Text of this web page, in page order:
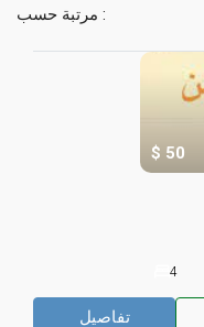
مرتبة حسب :
50
4
تفاصيل